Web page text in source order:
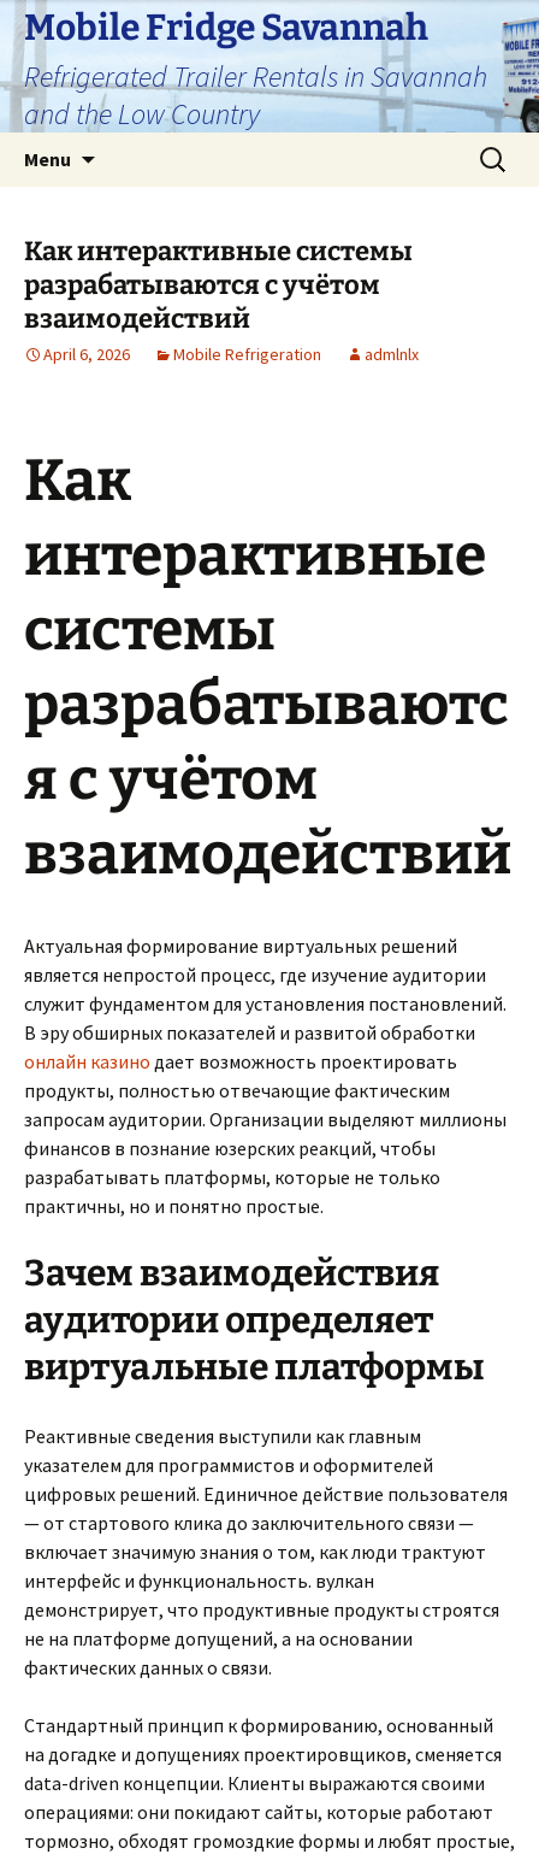
Skip
content
Mobile Fridge Savannah
Refrigerated Trailer Rentals in Savannah
and the Low Country
Menu
Search
for:
Как интерактивные системы
разрабатываются с учётом
взаимодействий
April 6, 2026 Mobile Refrigeration admlnlx
Как
интерактивные
системы
разрабатываютс
я с учётом
взаимодействий
Актуальная формирование виртуальных решений
является непростой процесс, где изучение аудитории
служит фундаментом для установления постановлений.
В эру обширных показателей и развитой обработки
онлайн казино дает возможность проектировать
продукты, полностью отвечающие фактическим
запросам аудитории. Организации выделяют миллионы
финансов в познание юзерских реакций, чтобы
разрабатывать платформы, которые не только
практичны, но и понятно простые.
Зачем взаимодействия
аудитории определяет
виртуальные платформы
Реактивные сведения выступили как главным
указателем для программистов и оформителей
цифровых решений. Единичное действие пользователя
— от стартового клика до заключительного связи —
включает значимую знания о том, как люди трактуют
интерфейс и функциональность. вулкан
демонстрирует, что продуктивные продукты строятся
не на платформе допущений, а на основании
фактических данных о связи.
Стандартный принцип к формированию, основанный
на догадке и допущениях проектировщиков, сменяется
data-driven концепции. Клиенты выражаются своими
операциями: они покидают сайты, которые работают
тормозно, обходят громоздкие формы и любят простые,